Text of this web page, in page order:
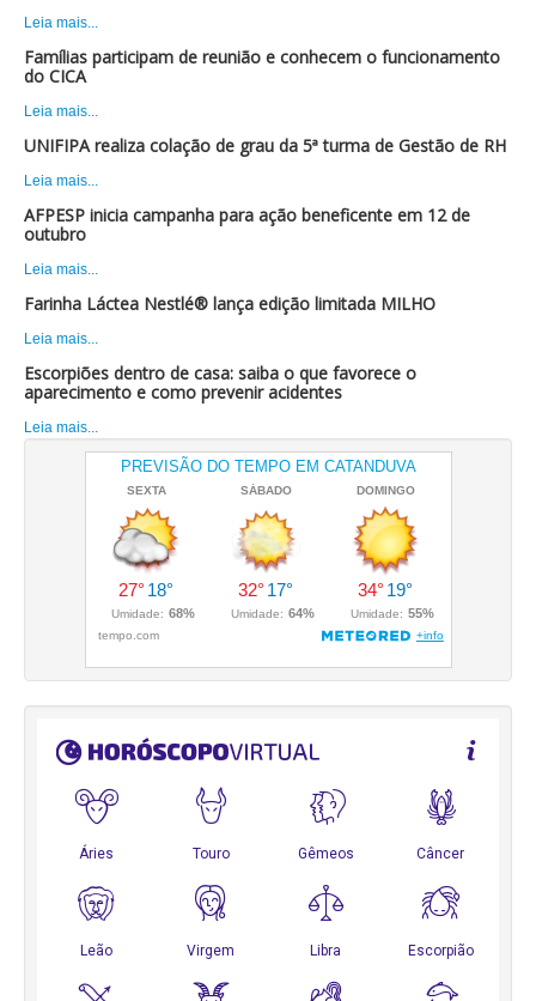
Leia mais...
Famílias participam de reunião e conhecem o funcionamento
do CICA
Leia mais...
UNIFIPA realiza colação de grau da 5ª turma de Gestão de RH
Leia mais...
AFPESP inicia campanha para ação beneficente em 12 de
outubro
Leia mais...
Farinha Láctea Nestlé® lança edição limitada MILHO
Leia mais...
Escorpiões dentro de casa: saiba o que favorece o
aparecimento e como prevenir acidentes
Leia mais...